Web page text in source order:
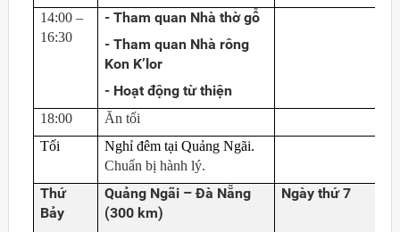
14:00 –
16:30
- Tham quan Nhà thờ gỗ
- Tham quan Nhà rông
Kon K’lor
- Hoạt động từ thiện
18:00
Ăn tối
Tối
Nghỉ đêm tại Quảng Ngãi.
Chuẩn bị hành lý.
Thứ
Bảy
Quảng Ngãi – Đà Nẵng
(300 km)
Ngày thứ 7